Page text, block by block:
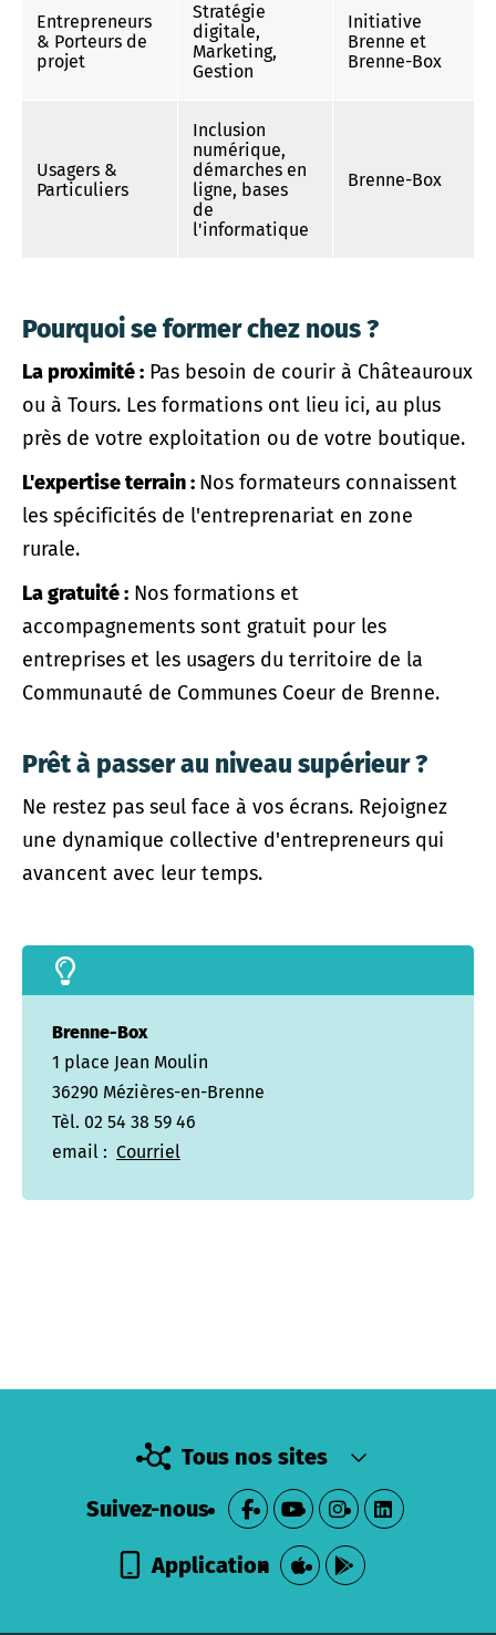
Entrepreneurs
& Porteurs de
projet
Stratégie
digitale,
Marketing,
Gestion
Initiative
Brenne et
Brenne-Box
Usagers &
Particuliers
Inclusion
numérique,
démarches en
ligne, bases
de
l'informatique
Brenne-Box
Pourquoi se former chez nous ?
La proximité : Pas besoin de courir à Châteauroux
ou à Tours. Les formations ont lieu ici, au plus
près de votre exploitation ou de votre boutique.
L'expertise terrain : Nos formateurs connaissent
les spécificités de l'entreprenariat en zone
rurale.
La gratuité : Nos formations et
accompagnements sont gratuit pour les
entreprises et les usagers du territoire de la
Communauté de Communes Coeur de Brenne.
Prêt à passer au niveau supérieur ?
Ne restez pas seul face à vos écrans. Rejoignez
une dynamique collective d'entrepreneurs qui
avancent avec leur temps.
Brenne-Box
1 place Jean Moulin
36290 Mézières-en-Brenne
Tèl. 02 54 38 59 46
email : Courriel
Tous nos sites
Suivez-nous
Application